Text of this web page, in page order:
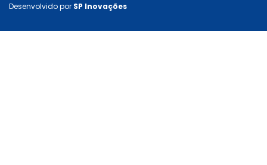
Desenvolvido por SP Inovações